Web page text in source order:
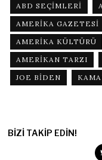
ABD SEÇIMLERI
AMERIKA GAZETESI
AMERIKA KÜLTÜRÜ
AMERIKAN TARZI
JOE BIDEN
BIZI TAKIP EDIN!